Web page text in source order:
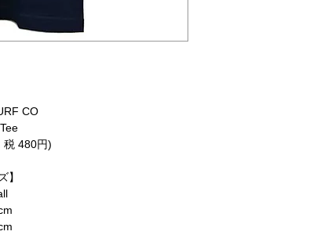
CO
税 480円)
】